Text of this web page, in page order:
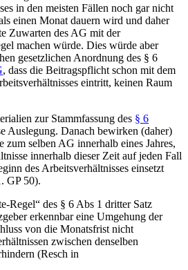
in den meisten Fällen noch gar nicht
einen Monat dauern wird und daher
Zuwarten des AG mit der
machen würde. Dies würde aber
gesetzlichen Anordnung des § 6
, dass die Beitragspflicht schon mit dem
eintritt, keinen Raum
zur Stammfassung des § 6
Auslegung. Danach bewirken (daher)
zum selben AG innerhalb eines Jahres,
innerhalb dieser Zeit auf jeden Fall
des Arbeitsverhältnisses einsetzt
GP 50).
Regel“ des § 6 Abs 1 dritter Satz
erkennbar eine Umgehung der
von die Monatsfrist nicht
zwischen denselben
(Resch in